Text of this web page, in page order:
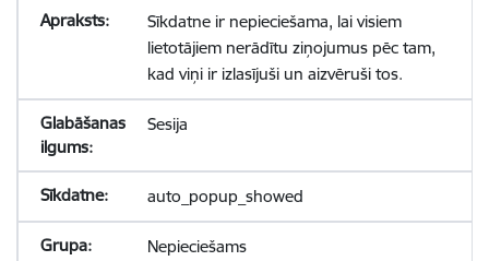
Sīkdatne ir nepieciešama, lai visiem
lietotājiem nerādītu ziņojumus pēc tam,
kad viņi ir izlasījuši un aizvēruši tos.
Sesija
auto_popup_showed
Nepieciešams